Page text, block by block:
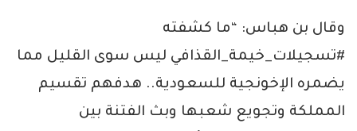
وقال بن هباس: “ما كشفته
#تسجيلات_خيمة_القذافي ليس سوى القليل مما
يضمره الإخونجية للسعودية.. هدفهم تقسيم
المملكة وتجويع شعبها وبث الفتنة بين